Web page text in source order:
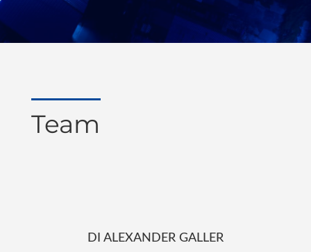
Team
DI ALEXANDER GALLER